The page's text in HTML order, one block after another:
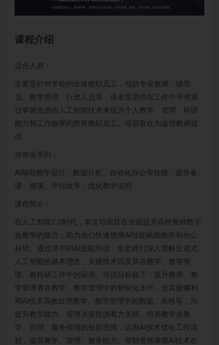
课程介绍
适合人群：
主要是针对学校的全体教职员工，包括专业教师、辅导
员、教学管理、行政人员等，或者是那些在工作中寻求通
过掌握先进的人工智能技术来提升个人教学、管理、科研
能力和工作效率的所有教职员工。培训旨在为这些教师提
供
你将会学到：
AI辅助教学设计、数据分析、自动化办公等技能，提升备
课、授课、评估效率，优化教学流程
课程简介：
在人工智能2.0时代，本次培训旨在全面提升高校教师数字
化教学的能力，助力他们快速使用AI技能赋能教学和办公
科研。通过详尽的AI技能培训，使老师们深入理解生成式
人工智能的基本理念、关键技术以及其在教学、教学管
理、教科研工作中的应用。培训目标如下：提升教师、教
学管理者在教学、教学管理中的智能化水平，使其能够利
用AI技术高效处理教学、教学管理中的数据、表格等，为
提升教学能力、管理决策提供有力支持。培养教学在教
学、管理、服务领域的创新思维，运用AI技术优化工作流
程，提高教学、管理、服务能力。帮助老师掌握AI技术在